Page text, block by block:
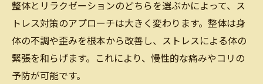
整体とリラクゼーションのどちらを選ぶかによって、ス
トレス対策のアプローチは大きく変わります。整体は身
体の不調や歪みを根本から改善し、ストレスによる体の
緊張を和らげます。これにより、慢性的な痛みやコリの
予防が可能です。